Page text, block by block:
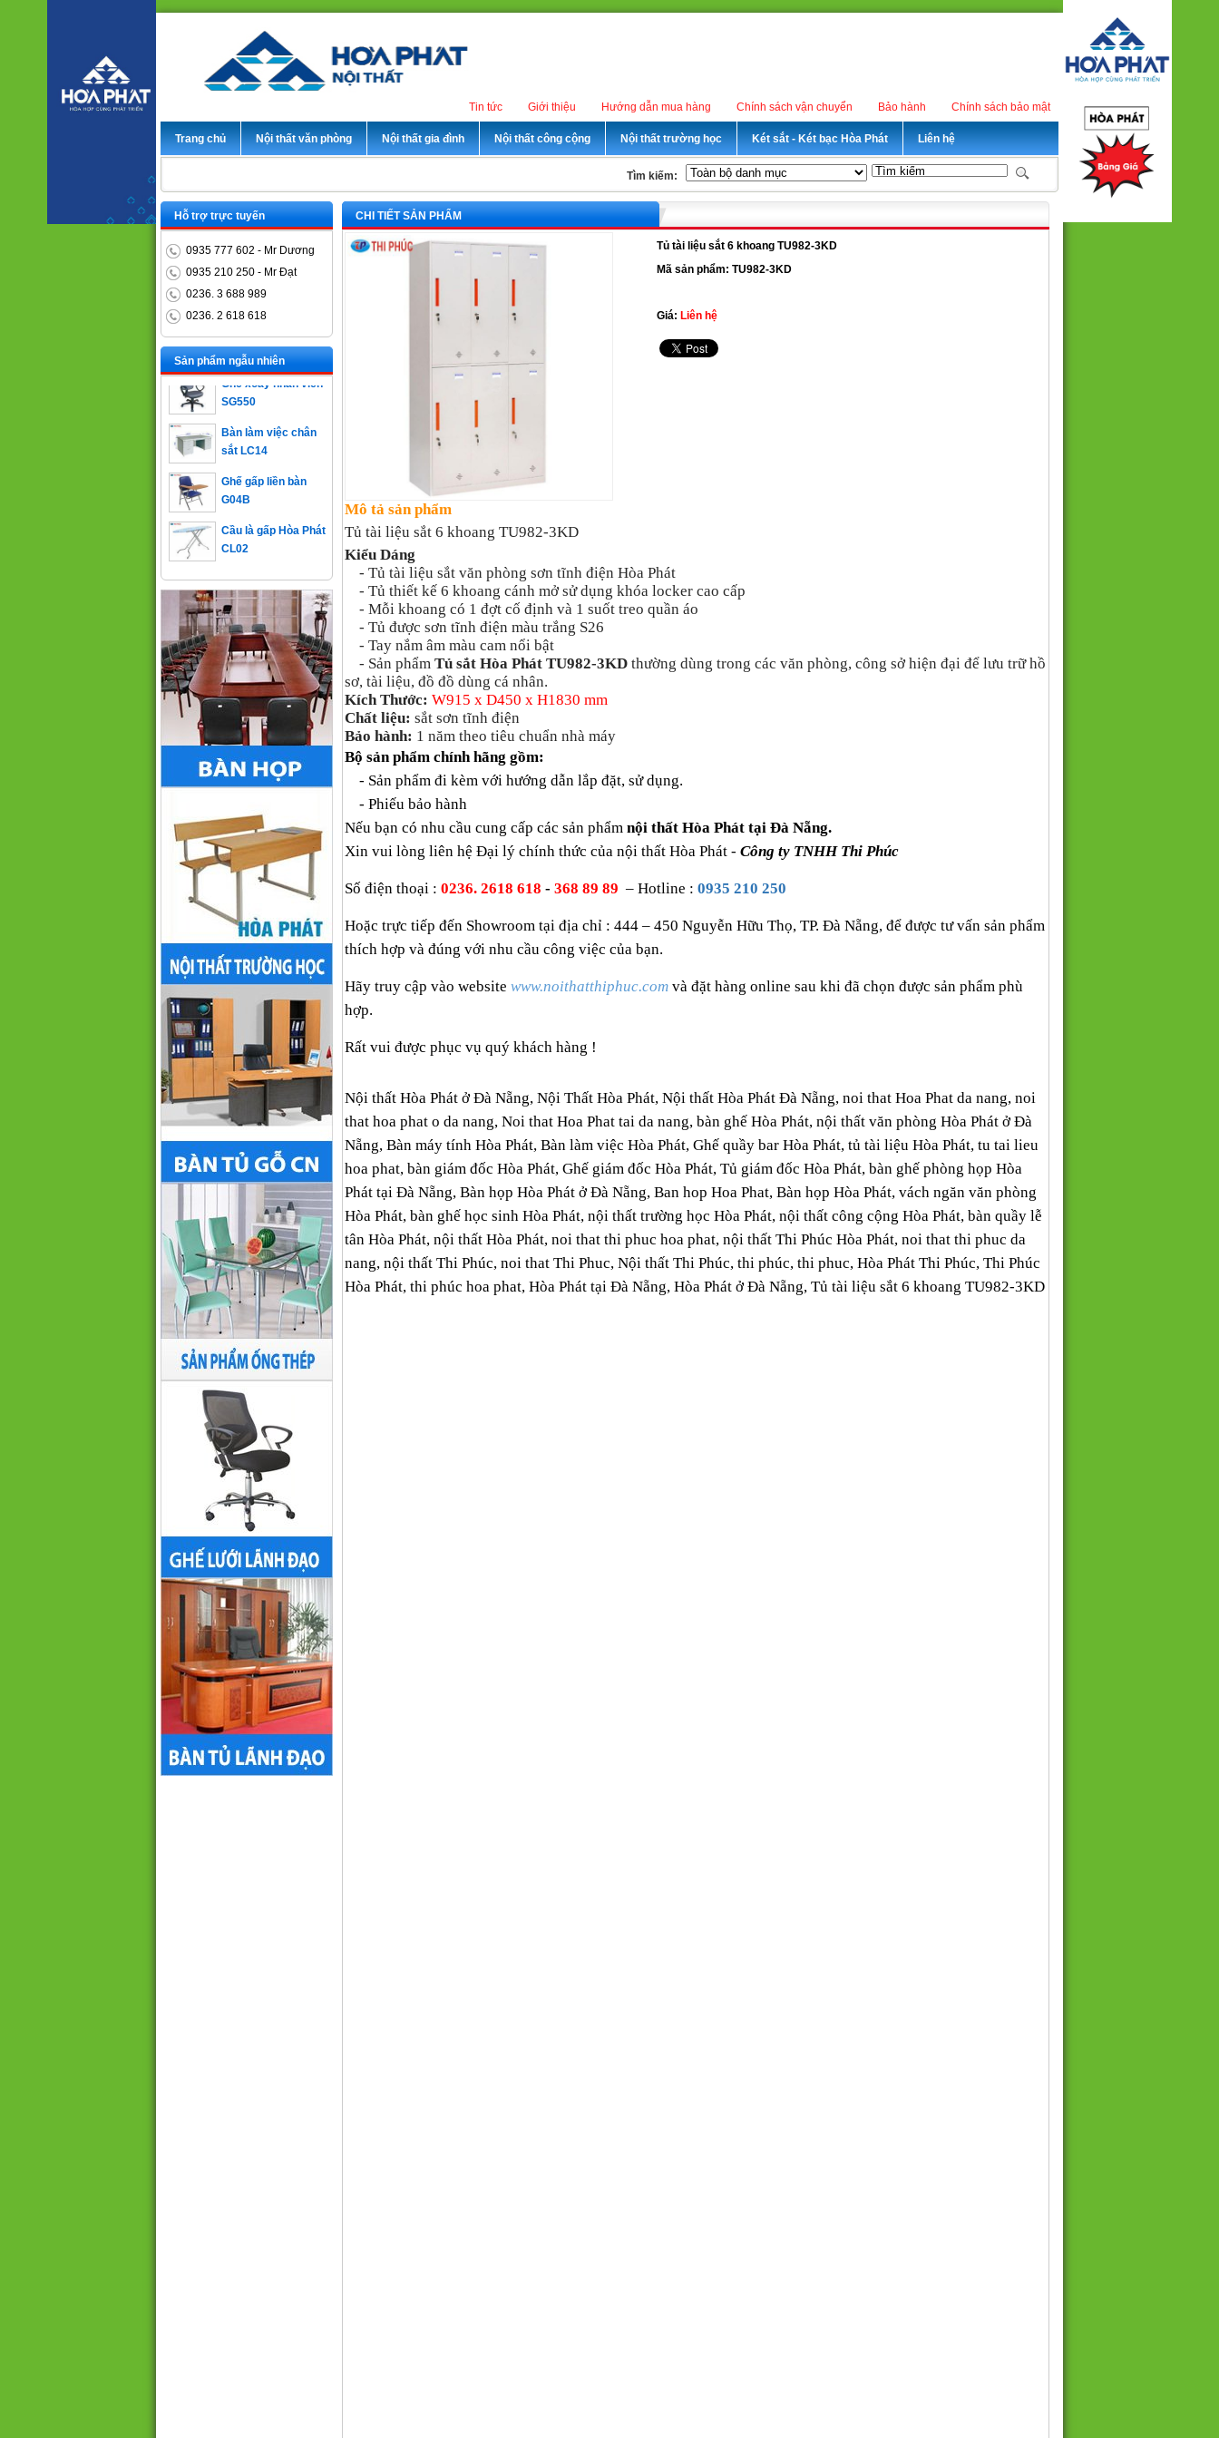
Chính sách bảo mật
Bảo hành
Chính sách vận chuyển
Hướng dẫn mua hàng
Giới thiệu
Tin tức
Trang chủ Nội thất văn phòng Nội thất gia đình Nội thất công cộng Nội thất trường học Két sắt - Két bạc Hòa Phát Liên hệ
Tìm kiếm:
CHI TIẾT SẢN PHẨM
Tủ tài liệu sắt 6 khoang TU982-3KD
Mã sản phẩm: TU982-3KD
Giá: Liên hệ
Mô tả sản phẩm
Tủ tài liệu sắt 6 khoang TU982-3KD
Kiểu Dáng
- Tủ tài liệu sắt văn phòng sơn tĩnh điện Hòa Phát
- Tủ thiết kế 6 khoang cánh mở sử dụng khóa locker cao cấp
- Mỗi khoang có 1 đợt cố định và 1 suốt treo quần áo
- Tủ được sơn tĩnh điện màu trắng S26
- Tay nắm âm màu cam nổi bật
- Sản phẩm Tủ sắt Hòa Phát TU982-3KD thường dùng trong các văn phòng, công sở hiện đại để lưu trữ hồ
sơ, tài liệu, đồ đồ dùng cá nhân.
Kích Thước: W915 x D450 x H1830 mm
Chất liệu: sắt sơn tĩnh điện
Bảo hành: 1 năm theo tiêu chuẩn nhà máy
Bộ sản phẩm chính hãng gồm:
- Sản phẩm đi kèm với hướng dẫn lắp đặt, sử dụng.
- Phiếu bảo hành
Nếu bạn có nhu cầu cung cấp các sản phẩm nội thất Hòa Phát tại Đà Nẵng.
Xin vui lòng liên hệ Đại lý chính thức của nội thất Hòa Phát - Công ty TNHH Thi Phúc
Số điện thoại : 0236. 2618 618 - 368 89 89 – Hotline : 0935 210 250
Hoặc trực tiếp đến Showroom tại địa chỉ : 444 – 450 Nguyễn Hữu Thọ, TP. Đà Nẵng, để được tư vấn sản phẩm
thích hợp và đúng với nhu cầu công việc của bạn.
Hãy truy cập vào website www.noithatthiphuc.com và đặt hàng online sau khi đã chọn được sản phẩm phù
hợp.
Rất vui được phục vụ quý khách hàng !
Nội thất Hòa Phát ở Đà Nẵng, Nội Thất Hòa Phát, Nội thất Hòa Phát Đà Nẵng, noi that Hoa Phat da nang, noi
that hoa phat o da nang, Noi that Hoa Phat tai da nang, bàn ghế Hòa Phát, nội thất văn phòng Hòa Phát ở Đà
Nẵng, Bàn máy tính Hòa Phát, Bàn làm việc Hòa Phát, Ghế quầy bar Hòa Phát, tủ tài liệu Hòa Phát, tu tai lieu
hoa phat, bàn giám đốc Hòa Phát, Ghế giám đốc Hòa Phát, Tủ giám đốc Hòa Phát, bàn ghế phòng họp Hòa
Phát tại Đà Nẵng, Bàn họp Hòa Phát ở Đà Nẵng, Ban hop Hoa Phat, Bàn họp Hòa Phát, vách ngăn văn phòng
Hòa Phát, bàn ghế học sinh Hòa Phát, nội thất trường học Hòa Phát, nội thất công cộng Hòa Phát, bàn quầy lễ
tân Hòa Phát, nội thất Hòa Phát, noi that thi phuc hoa phat, nội thất Thi Phúc Hòa Phát, noi that thi phuc da
nang, nội thất Thi Phúc, noi that Thi Phuc, Nội thất Thi Phúc, thi phúc, thi phuc, Hòa Phát Thi Phúc, Thi Phúc
Hòa Phát, thi phúc hoa phat, Hòa Phát tại Đà Nẵng, Hòa Phát ở Đà Nẵng, Tủ tài liệu sắt 6 khoang TU982-3KD
Hỗ trợ trực tuyến
0935 777 602 - Mr Dương
0935 210 250 - Mr Đạt
0236. 3 688 989
0236. 2 618 618
Sản phẩm ngẫu nhiên
Bàn trưởng phòng
Ghế xoay nhân viên
SG550
sắt LC14
G04B
CL02